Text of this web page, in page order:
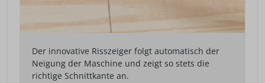
Der innovative Risszeiger folgt automatisch der
Neigung der Maschine und zeigt so stets die
richtige Schnittkante an.